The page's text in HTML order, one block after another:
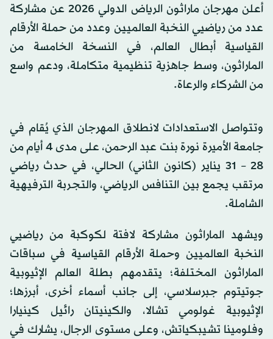
أعلن مهرجان ماراثون الرياض الدولي 2026 عن مشاركة
عدد من رياضيي النخبة العالميين وعدد من حملة الأرقام
القياسية أبطال العالم، في النسخة الخامسة من
الماراثون، وسط جاهزية تنظيمية متكاملة، ودعم واسع
من الشركاء والرعاة.
وتتواصل الاستعدادات لانطلاق المهرجان الذي يُقام في
جامعة الأميرة نورة بنت عبد الرحمن، على مدى 4 أيام من
28 – 31 يناير (كانون الثاني) الحالي، في حدث رياضي
مرتقب يجمع بين التنافس الرياضي، والتجربة الترفيهية
الشاملة.
ويشهد الماراثون مشاركة لافتة لكوكبة من رياضيي
النخبة العالميين وحملة الأرقام القياسية في سباقات
الماراثون المختلفة؛ يتقدمهم بطلة العالم الإثيوبية
جوتيتوم جبرسلاسي، إلى جانب أسماء أخرى، أبرزها؛
الإثيوبية غولومي تشالا، والكينيتان رائيل كينيارا
وفلومينا تشيبكياتش، وعلى مستوى الرجال، يشارك في